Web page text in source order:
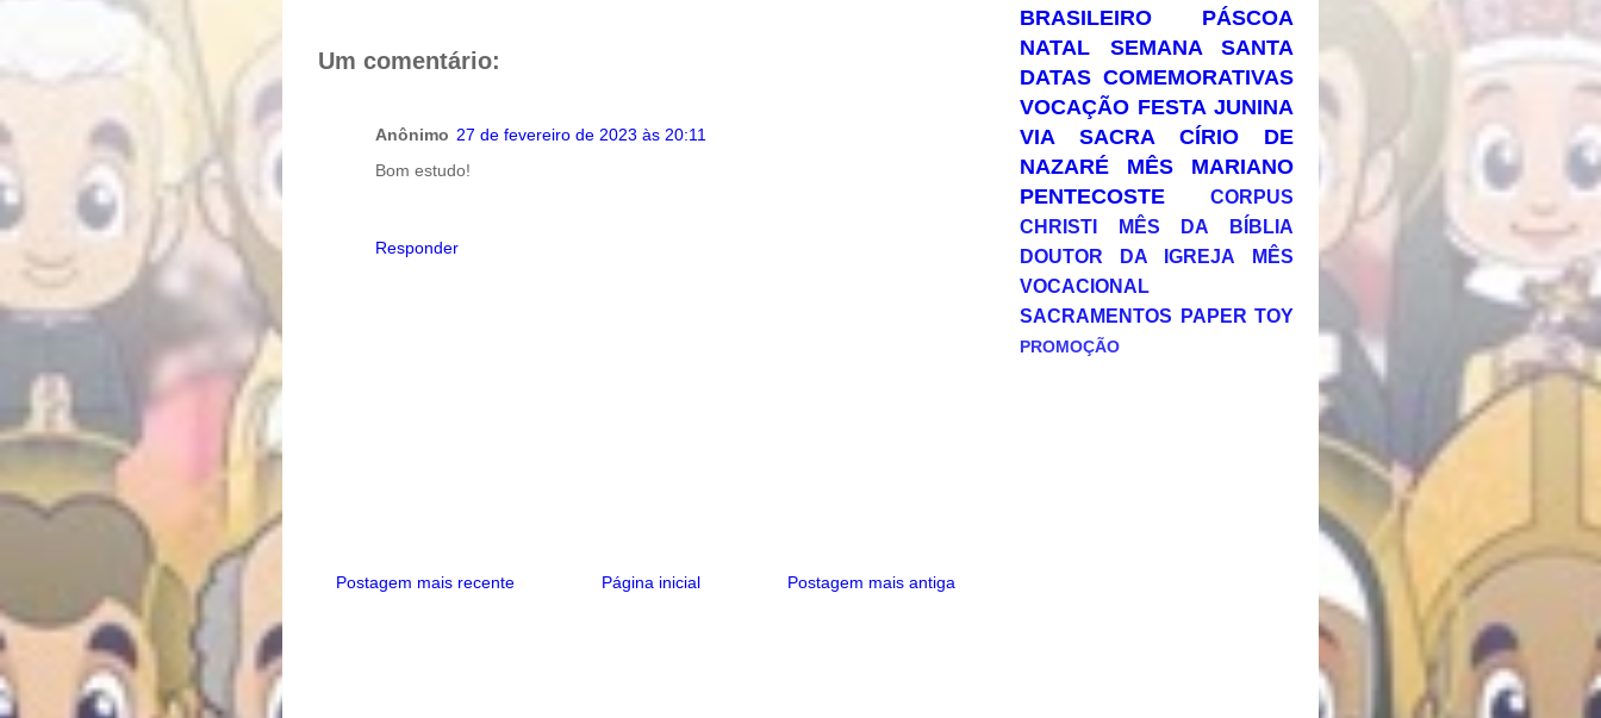
o
o
r
e
Um comentário:
Anônimo 27 de fevereiro de 2023 às 20:11
Bom estudo!
Responder
Postagem mais recente Postagem mais antiga
Página inicial
BRASILEIRO
PÁSCOA
NATAL
SEMANA SANTA
DATAS COMEMORATIVAS
VOCAÇÃO FESTA JUNINA
VIA SACRA
CÍRIO DE
NAZARÉ
MÊS MARIANO
PENTECOSTE
CORPUS
CHRISTI
MÊS DA BÍBLIA
DOUTOR DA IGREJA
MÊS
VOCACIONAL
SACRAMENTOS PAPER TOY
PROMOÇÃO